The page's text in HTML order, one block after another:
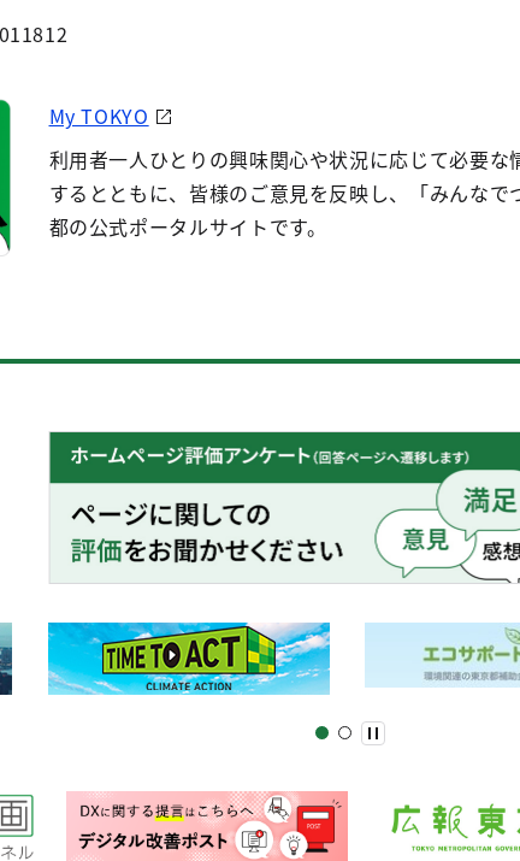
My TOKYO
利用者一人ひとりの興味関心や状況に応じて必要な
するとともに、皆様のご意見を反映し、「みんなで
都の公式ポータルサイトです。